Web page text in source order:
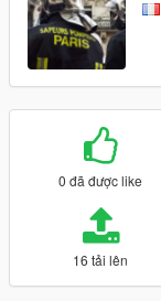
0 đã được like
16 tải lên